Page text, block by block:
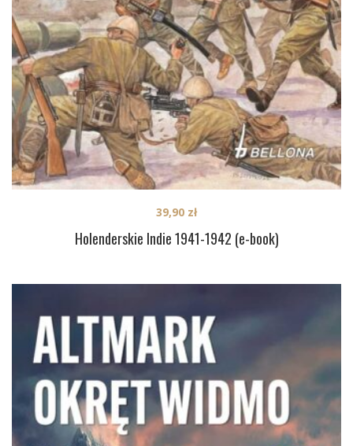
Holenderskie Indie 1941-1942 (e-book)
39,90 zł